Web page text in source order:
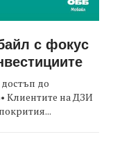
с фокус
до
Клиентите на ДЗИ